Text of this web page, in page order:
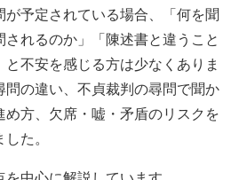
予定されている場合、「何を聞
れるのか」「陳述書と違うこと
不安を感じる方は少なくありま
問の違い、不貞裁判の尋問で聞か
め方、欠席・嘘・矛盾のリスクを
た。